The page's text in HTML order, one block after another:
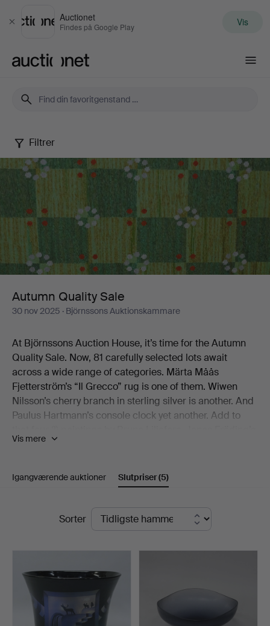
Luk
Auctionet
Findes på Google Play Vis
Autumn
Quality
Sale
Filtrer
Autumn Quality Sale
30 nov 2025 · Björnssons Auktionskammare
At Björnssons Auction House, it’s time for the Autumn
Quality Sale. Now, 81 carefully selected lots await
across a wide range of categories. Märta Måås
Fjetterström’s “Il Grecco” rug is one of them. Wiwen
Nilsson’s cherry branch in sterling silver is another. And
Paulus Hartmann’s console clock yet another. Add to
Playing Children, the jubilee bowl from Royal
Colombo’s graphic play from the early 1970s.
We warmly welcome you to Björnssons Auction House
Vis mere
Igangværende auktioner Slutpriser(5)
SlutpriserSorter